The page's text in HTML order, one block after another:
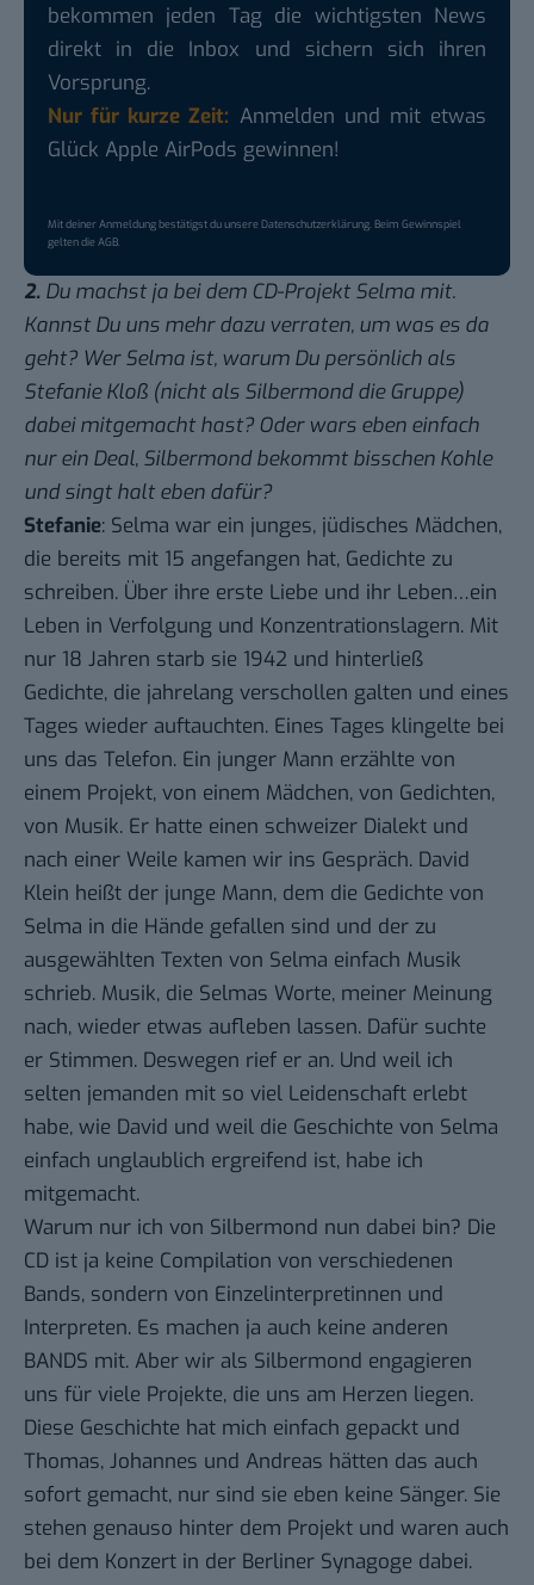
bekommen jeden Tag die wichtigsten News
direkt in die Inbox und sichern sich ihren
Vorsprung.
Nur für kurze Zeit: Anmelden und mit etwas
Glück Apple AirPods gewinnen!
Mit deiner Anmeldung bestätigst du unsereDatenschutzerklärung. Beim Gewinnspiel
gelten dieAGB.
2. Du machst ja bei dem CD-Projekt Selma mit.
Kannst Du uns mehr dazu verraten, um was es da
geht? Wer Selma ist, warum Du persönlich als
Stefanie Kloß (nicht als Silbermond die Gruppe)
dabei mitgemacht hast? Oder wars eben einfach
nur ein Deal, Silbermond bekommt bisschen Kohle
und singt halt eben dafür?
Stefanie: Selma war ein junges, jüdisches Mädchen,
die bereits mit 15 angefangen hat, Gedichte zu
schreiben. Über ihre erste Liebe und ihr Leben…ein
Leben in Verfolgung und Konzentrationslagern. Mit
nur 18 Jahren starb sie 1942 und hinterließ
Gedichte, die jahrelang verschollen galten und eines
Tages wieder auftauchten. Eines Tages klingelte bei
uns das Telefon. Ein junger Mann erzählte von
einem Projekt, von einem Mädchen, von Gedichten,
von Musik. Er hatte einen schweizer Dialekt und
nach einer Weile kamen wir ins Gespräch. David
Klein heißt der junge Mann, dem die Gedichte von
Selma in die Hände gefallen sind und der zu
ausgewählten Texten von Selma einfach Musik
schrieb. Musik, die Selmas Worte, meiner Meinung
nach, wieder etwas aufleben lassen. Dafür suchte
er Stimmen. Deswegen rief er an. Und weil ich
selten jemanden mit so viel Leidenschaft erlebt
habe, wie David und weil die Geschichte von Selma
einfach unglaublich ergreifend ist, habe ich
mitgemacht.
Warum nur ich von Silbermond nun dabei bin? Die
CD ist ja keine Compilation von verschiedenen
Bands, sondern von Einzelinterpretinnen und
Interpreten. Es machen ja auch keine anderen
BANDS mit. Aber wir als Silbermond engagieren
uns für viele Projekte, die uns am Herzen liegen.
Diese Geschichte hat mich einfach gepackt und
Thomas, Johannes und Andreas hätten das auch
sofort gemacht, nur sind sie eben keine Sänger. Sie
stehen genauso hinter dem Projekt und waren auch
bei dem Konzert in der Berliner Synagoge dabei.